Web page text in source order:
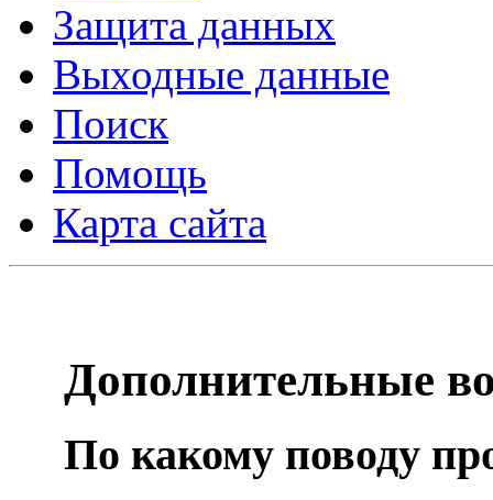
Защита данных
Выходные данные
Поиск
Помощь
Карта сайта
Дополнительные
По какому поводу